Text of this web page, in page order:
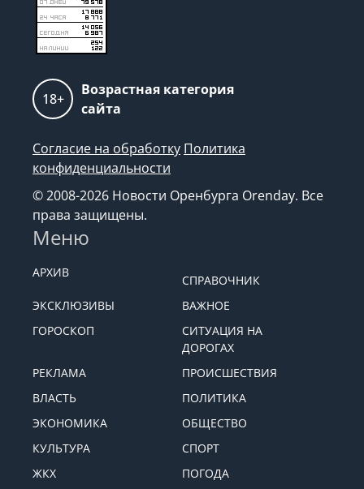
18+
Возрастная категория
сайта
Согласие на обработку Политика
конфиденциальности
© 2008-2026 Новости Оренбурга Orenday. Все
права защищены.
Меню
АРХИВ
СПРАВОЧНИК
ЭКСКЛЮЗИВЫ
ВАЖНОЕ
ГОРОСКОП
СИТУАЦИЯ НА
ДОРОГАХ
РЕКЛАМА
ПРОИСШЕСТВИЯ
ВЛАСТЬ
ПОЛИТИКА
ЭКОНОМИКА
ОБЩЕСТВО
КУЛЬТУРА
СПОРТ
ЖКХ
ПОГОДА